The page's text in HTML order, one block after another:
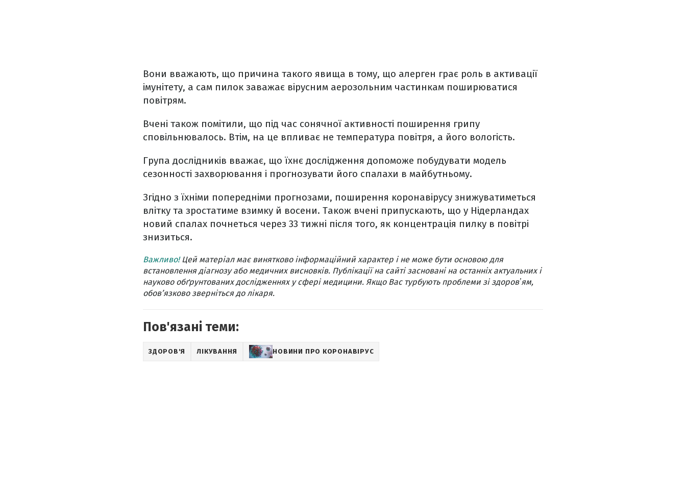
Вони вважають, що причина такого явища в тому, що алерген грає роль в активації
імунітету, а сам пилок заважає вірусним аерозольним частинкам поширюватися
повітрям.
Вчені також помітили, що під час сонячної активності поширення грипу
сповільнювалось. Втім, на це впливає не температура повітря, а його вологість.
Група дослідників вважає, що їхнє дослідження допоможе побудувати модель
сезонності захворювання і прогнозувати його спалахи в майбутньому.
Згідно з їхніми попередніми прогнозами, поширення коронавірусу знижуватиметься
влітку та зростатиме взимку й восени. Також вчені припускають, що у Нідерландах
новий спалах почнеться через 33 тижні після того, як концентрація пилку в повітрі
знизиться.
Важливо!Цей матеріал має винятково інформаційний характер і не може бути основою для
встановлення діагнозу або медичних висновків. Публікації на сайті засновані на останніх актуальних і
науково обґрунтованих дослідженнях у сфері медицини. Якщо Вас турбують проблеми зі здоровʼям,
обов’язково зверніться до лікаря.
Пов'язані теми:
ЗДОРОВ'Я ЛІКУВАННЯ НОВИНИ ПРО КОРОНАВІРУС